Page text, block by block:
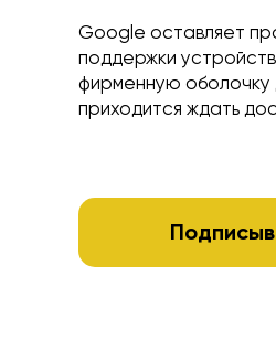
Google оставляет
поддержки
фирменную оболочку
приходится ждать